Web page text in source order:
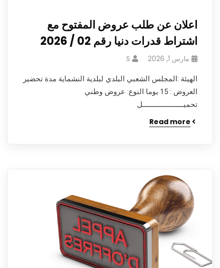
اعلان عن طلب عروض المفتوح مع
اشتراط قدرات دنيا رقم 02 / 2026
مارس 1, 2026 S
الهيئة :المجلس الشعبي البلدي لبلدية النشماية مدة تحضير
العروض : 15 يوما النوع: عروض وطني
تحميـــــــــــــــــــــل
Read more